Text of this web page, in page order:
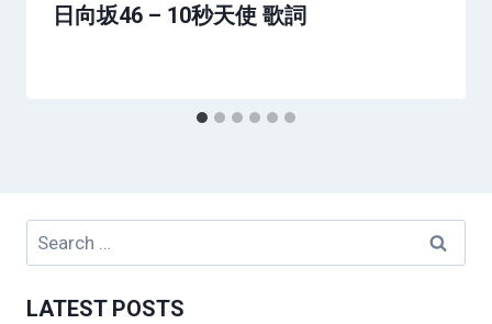
日向坂46 – 10秒天使 歌詞
Search
LATEST POSTS